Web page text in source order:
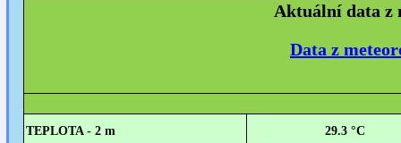
Aktuální data z
Data z
TEPLOTA - 2 m 29.3 °C